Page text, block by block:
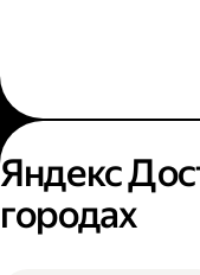
Яндекс
городах